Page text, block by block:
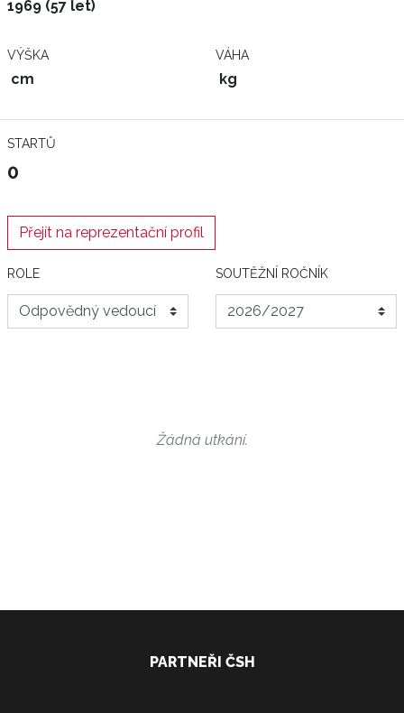
1969 (57 let)
VÝŠKA
cm
VÁHA
kg
STARTŮ
0
Přejít na reprezentační profil
ROLE SOUTĚŽNÍ ROČNÍK
Žádná utkání.
PARTNEŘI ČSH